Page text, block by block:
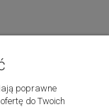
poprawne
do Twoich